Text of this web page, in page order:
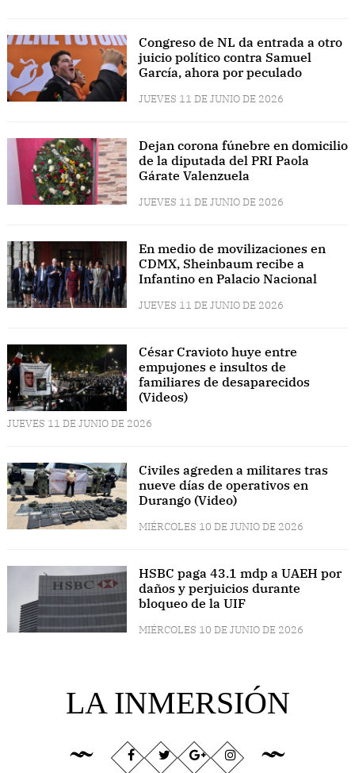
Congreso de NL da entrada a otro
juicio político contra Samuel
García, ahora por peculado
JUEVES 11 DE JUNIO DE 2026
Dejan corona fúnebre en domicilio
de la diputada del PRI Paola
Gárate Valenzuela
JUEVES 11 DE JUNIO DE 2026
En medio de movilizaciones en
CDMX, Sheinbaum recibe a
Infantino en Palacio Nacional
JUEVES 11 DE JUNIO DE 2026
César Cravioto huye entre
empujones e insultos de
familiares de desaparecidos
(Videos)
JUEVES 11 DE JUNIO DE 2026
Civiles agreden a militares tras
nueve días de operativos en
Durango (Video)
MIÉRCOLES 10 DE JUNIO DE 2026
HSBC paga 43.1 mdp a UAEH por
daños y perjuicios durante
bloqueo de la UIF
MIÉRCOLES 10 DE JUNIO DE 2026
LA INMERSIÓN